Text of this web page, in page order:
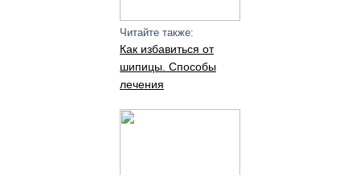
Читайте также:
Как избавиться от
шипицы. Способы
лечения